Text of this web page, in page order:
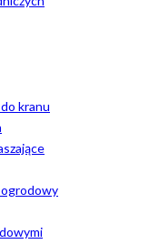
kranu
ogrodowy